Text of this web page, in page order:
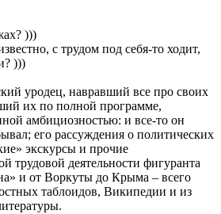
)))
с трудом под себя-то ходит,
)))
уродец, навравший все про своих
их по полной программе,
амбициозностью: и все-то он
его рассуждения о политических
экскурсы и прочие
трудовой деятельности фигуранта
и от Воркуты до Крыма – всего
таблоидов, Википедии и из